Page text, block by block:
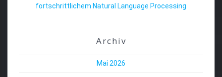
fortschrittlichem Natural Language Processing
Archiv
Mai 2026